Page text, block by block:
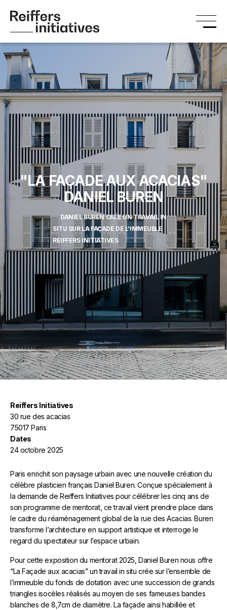
"LA FAÇADE AUX ACACIAS"
DANIEL BUREN
DANIEL BUREN CRÉE UN TRAVAIL IN
SITU SUR LA FAÇADE DE L’IMMEUBLE
REIFFERS INITIATIVES
Reiffers Initiatives
30 rue des acacias
75017 Paris
Dates
24 octobre 2025
Paris enrichit son paysage urbain avec une nouvelle création du
célèbre plasticien français Daniel Buren. Conçue spécialement à
la demande de Reiffers Initiatives pour célébrer les cinq ans de
son programme de mentorat, ce travail vient prendre place dans
le cadre du réaménagement global de la rue des Acacias. Buren
transforme l’architecture en support artistique et interroge le
regard du spectateur sur l’espace urbain.
Pour cette exposition du mentorat 2025, Daniel Buren nous offre
“La Façade aux acacias” un travail in situ crée sur l’ensemble de
l’immeuble du fonds de dotation avec une succession de grands
triangles isocèles réalisés au moyen de ses fameuses bandes
blanches de 8,7cm de diamètre. La façade ainsi habillée et